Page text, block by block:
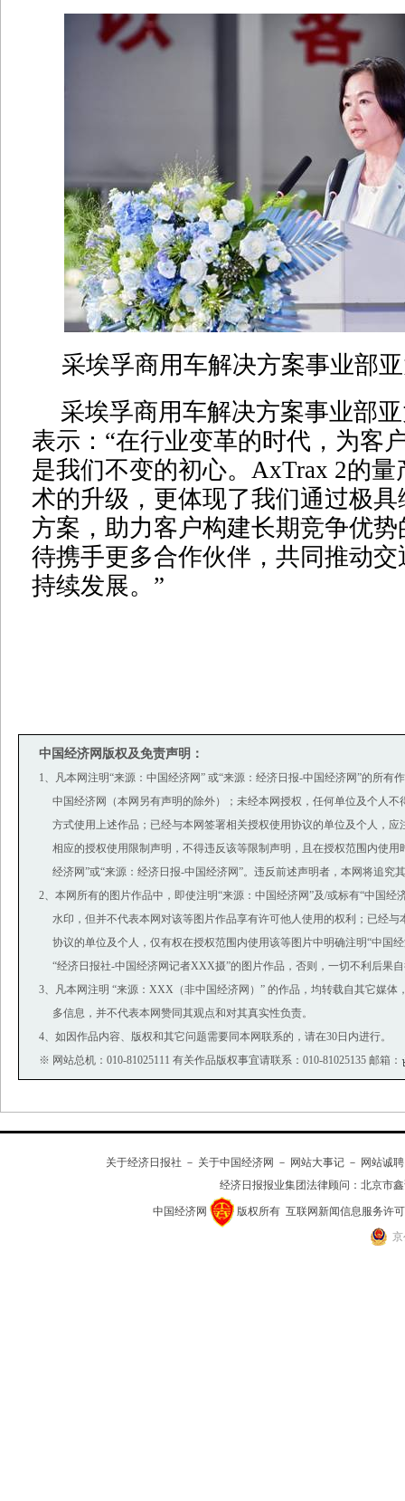
采埃孚商用车解决方案事业部
采埃孚商用车解决方案事业部
表示：“在行业变革的时代，为客
是我们不变的初心。AxTrax 2的
术的升级，更体现了我们通过极
方案，助力客户构建长期竞争优
待携手更多合作伙伴，共同推动
持续发展。”
中国经济网版权及免责声明：
1、凡本网注明“来源：中国经济网” 或“来源：经济日报-中国经济网”的所有
中国经济网（本网另有声明的除外）；未经本网授权，任何单位及个人不
方式使用上述作品；已经与本网签署相关授权使用协议的单位及个人，应
相应的授权使用限制声明，不得违反该等限制声明，且在授权范围内使用
经济网”或“来源：经济日报-中国经济网”。违反前述声明者，本网将追究
2、本网所有的图片作品中，即使注明“来源：中国经济网”及/或标有“中国经
水印，但并不代表本网对该等图片作品享有许可他人使用的权利；已经与
协议的单位及个人，仅有权在授权范围内使用该等图片中明确注明“中国
“经济日报社-中国经济网记者XXX摄”的图片作品，否则，一切不利后果
3、凡本网注明 “来源：XXX（非中国经济网）” 的作品，均转载自其它媒体
多信息，并不代表本网赞同其观点和对其真实性负责。
4、如因作品内容、版权和其它问题需要同本网联系的，请在30日内进行。
※ 网站总机：010-81025111 有关作品版权事宜请联系：010-81025135 邮箱：
关于经济日报社 － 关于中国经济网 － 网站大事记 － 网站诚聘
经济日报报业集团法律顾问： 北京市
中国经济网 版权所有 互联网新闻信息服务许可
京